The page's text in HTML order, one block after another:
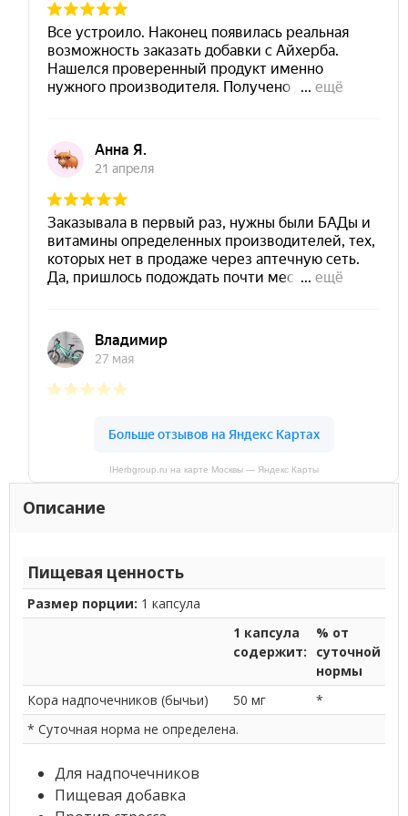
IHerbgroup.ru на карте Москвы — Яндекс Карты
Описание
Пищевая ценность
Размер порции: 1 капсула
1 капсула
содержит:
% от
суточной
нормы
Кора надпочечников (бычьи)
50 мг
*
* Суточная норма не определена.
Для надпочечников
Пищевая добавка